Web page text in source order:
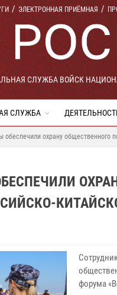
ЭЛЕКТРОННАЯ ПРИЁМНАЯ
СЛУЖБА ВОЙСК
СЛУЖБА
обеспечили охрану общественного
форума